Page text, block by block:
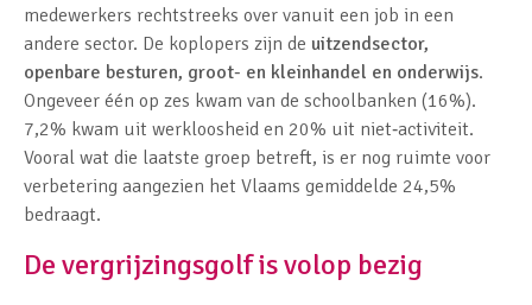
medewerkers rechtstreeks over vanuit een job in een
andere sector. De koplopers zijn de uitzendsector,
openbare besturen, groot- en kleinhandel en onderwijs.
Ongeveer één op zes kwam van de schoolbanken (16%).
7,2% kwam uit werkloosheid en 20% uit niet‑activiteit.
Vooral wat die laatste groep betreft, is er nog ruimte voor
verbetering aangezien het Vlaams gemiddelde 24,5%
bedraagt.
De vergrijzingsgolf is volop bezig